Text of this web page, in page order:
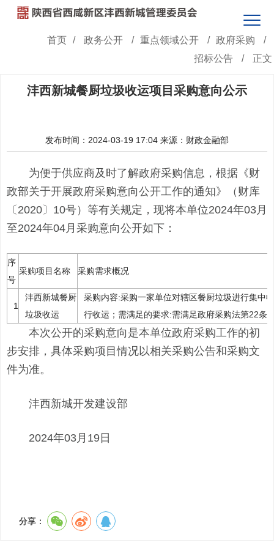
首页 / 政务公开 / 重点领域公开 / 政府采购
/
招标公告
/ 正文
沣西新城餐厨垃圾收运项目采购意向公示
发布时间：2024-03-19 17:04 来源：财政金融部
为便于供应商及时了解政府采购信息，根据《财
政部关于开展政府采购意向公开工作的通知》（财库
〔2020〕10号）等有关规定，现将本单位2024年03月
至2024年04月采购意向公开如下：
序
号
采购项目名称 采购需求概况
1
沣西新城餐厨
垃圾收运
采购内容:采购一家单位对辖区餐厨垃圾进行集中
行收运；需满足的要求:需满足政府采购法第22条
本次公开的采购意向是本单位政府采购工作的初
步安排，具体采购项目情况以相关采购公告和采购文
件为准。
沣西新城开发建设部
2024年03月19日
分享：